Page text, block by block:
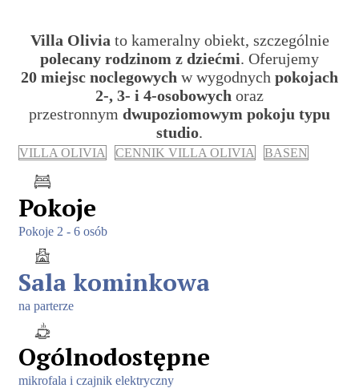
Villa Olivia to kameralny obiekt, szczególnie
polecany rodzinom z dziećmi. Oferujemy
20 miejsc noclegowych w wygodnych pokojach
2-, 3- i 4-osobowych oraz
przestronnym dwupoziomowym pokoju typu
studio.
VILLA OLIVIA CENNIK VILLA OLIVIA BASEN
Pokoje
Pokoje 2 - 6 osób
Sala kominkowa
na parterze
Ogólnodostępne
mikrofala i czajnik elektryczny